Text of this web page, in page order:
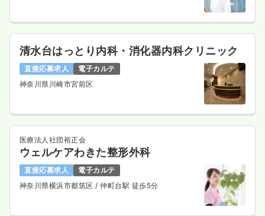
清水台はっとり内科・消化器内科クリニック
直接応募求人
電子カルテ
神奈川県川崎市宮前区
医療法人社団裕正会
ウェルケアわきた整形外科
直接応募求人
電子カルテ
神奈川県横浜市都筑区/ 仲町台駅 徒歩5分